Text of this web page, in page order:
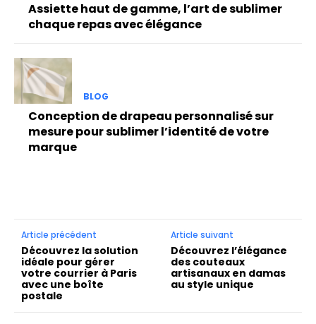
Assiette haut de gamme, l’art de sublimer
chaque repas avec élégance
BLOG
Conception de drapeau personnalisé sur
mesure pour sublimer l’identité de votre
marque
Article précédent
Découvrez la solution
idéale pour gérer
votre courrier à Paris
avec une boîte
postale
Article suivant
Découvrez l’élégance
des couteaux
artisanaux en damas
au style unique